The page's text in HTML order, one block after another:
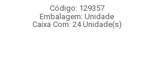
Código: 129357
Embalagem: Unidade
Caixa Com: 24 Unidade(s)